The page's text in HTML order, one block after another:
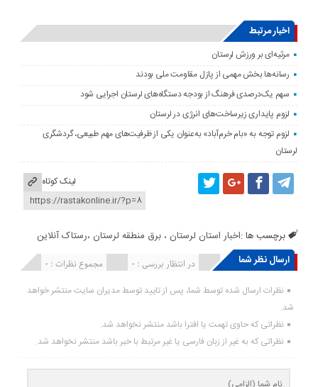
اخبار مرتبط
مرثیه‌ای بر ورزش لرستان
رسانه‌ها بخش مهمی از پازل مقاومت ملی بودند
سهم یک‌درصدی فرهنگ از بودجه دستگاه‌های لرستان اجرایی شود
لزوم پایداری زیرساخت‌های انرژی در لرستان
لزوم توجه به «بام خرم‌آباد» به‌عنوان یکی از ظرفیت‌های مهم طبیعی، گردشگری
لرستان
لینک کوتاه
برچسب ها :اخبار استان لرستان ، برق منطقه لرستان ،رستاک آنلاین
ارسال نظر شما
مجموع نظرات : 0 در انتظار بررسی : 0 انتشار یافته : ۰
نظرات ارسال شده توسط شما، پس از تایید توسط مدیران سایت منتشر خواهد
شد.
نظراتی که حاوی تهمت یا افترا باشد منتشر نخواهد شد.
نظراتی که به غیر از زبان فارسی یا غیر مرتبط با خبر باشد منتشر نخواهد شد.